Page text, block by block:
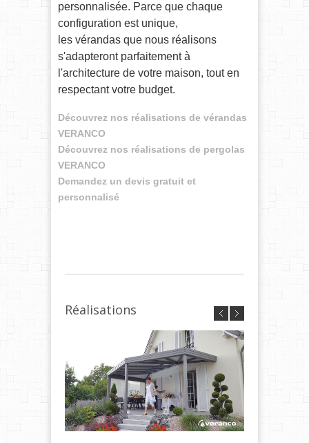
personnalisée. Parce que chaque
configuration est unique,
les vérandas que nous réalisons
s'adapteront parfaitement à
l'architecture de votre maison, tout en
respectant votre budget.
Découvrez nos réalisations de vérandas
VERANCO
Découvrez nos réalisations de pergolas
VERANCO
Demandez un devis gratuit et
personnalisé
Réalisations